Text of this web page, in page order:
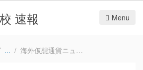
速報 Menu
海外仮想通貨ニュース：Laos Green-Lights Cryptocurrency Trials – Yahoo Finance